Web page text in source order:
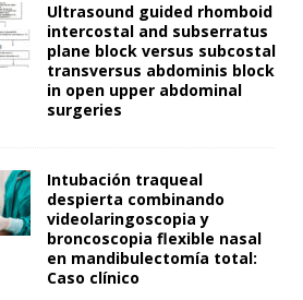
Ultrasound guided rhomboid
intercostal and subserratus
plane block versus subcostal
transversus abdominis block
in open upper abdominal
surgeries
Intubación traqueal
despierta combinando
videolaringoscopia y
broncoscopia flexible nasal
en mandibulectomía total:
Caso clínico